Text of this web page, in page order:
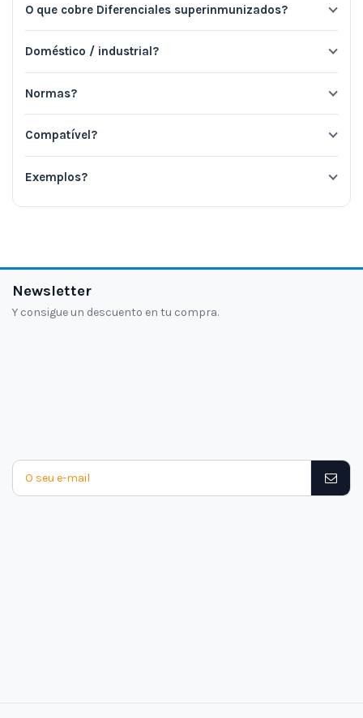
O que cobre Diferenciales superinmunizados?
Doméstico / industrial?
Normas?
Compatível?
Exemplos?
Newsletter
Y consigue un descuento en tu compra.